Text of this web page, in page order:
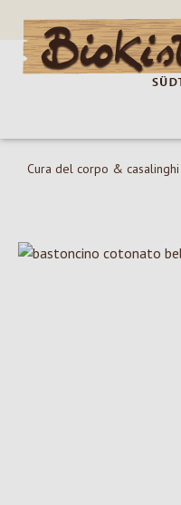
al contenuto principale
Salta alla ricerca
Passa alla navigazione
Cura del corpo & casalinghi
Salta la galleria di